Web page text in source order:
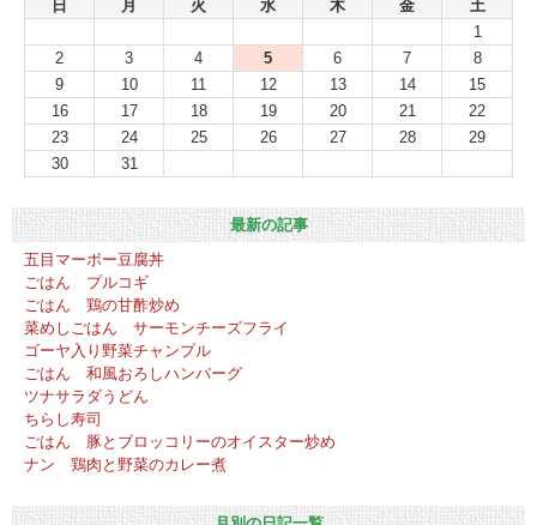
日
月 火 水 木 金
土
1
2
3 4 5 6 7
8
9
10 11 12 13 14
15
16
17 18 19 20 21
22
23
24 25 26 27 28
29
30
31
最新の記事
五目マーボー豆腐丼
ごはん プルコギ
ごはん 鶏の甘酢炒め
菜めしごはん サーモンチーズフライ
ゴーヤ入り野菜チャンプル
ごはん 和風おろしハンバーグ
ツナサラダうどん
ちらし寿司
ごはん 豚とブロッコリーのオイスター炒め
ナン 鶏肉と野菜のカレー煮